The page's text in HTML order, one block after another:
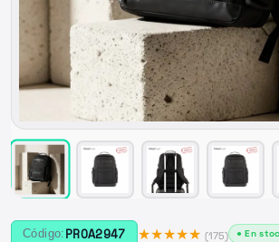
Código: PROA2947 ★★★★★ (175) ● En